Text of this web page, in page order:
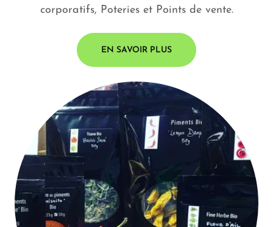
corporatifs, Poteries et Points de vente.
EN SAVOIR PLUS